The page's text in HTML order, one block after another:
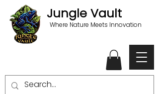
Jungle Vault
Where Nature Meets Innovation